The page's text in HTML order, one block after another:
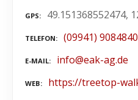
GPS 49.151368552474,
TELEFON (09941) 9084840
E-MAIL info@eak-ag.de
WEB https://treetop-